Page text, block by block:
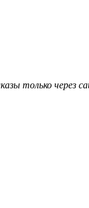
только через